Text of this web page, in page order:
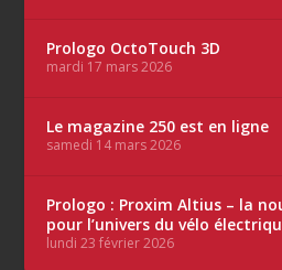
Prologo OctoTouch 3D
mardi 17 mars 2026
Le magazine 250 est en ligne
samedi 14 mars 2026
Prologo : Proxim Altius – la
pour l’univers du vélo
lundi 23 février 2026